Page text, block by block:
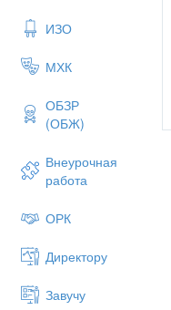
ИЗО
МХК
ОБЗР
(ОБЖ)
Внеурочная
работа
ОРК
Директору
Завучу